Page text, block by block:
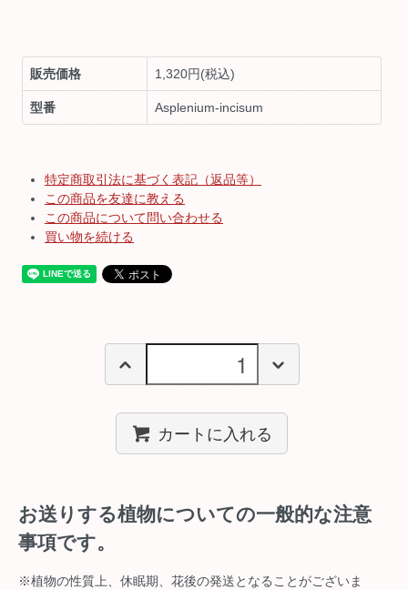
販売価格 1,320円(税込)
型番 Asplenium-incisum
特定商取引法に基づく表記（返品等）
この商品を友達に教える
この商品について問い合わせる
買い物を続ける
カートに入れる
お送りする植物についての一般的な注意
事項です。
※植物の性質上、休眠期、花後の発送となることがございま